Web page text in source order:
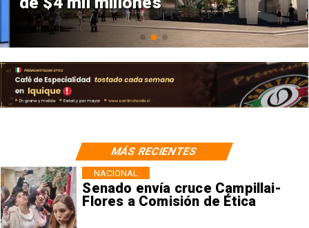
Senado envía cruce Campillai-
Flores a Comisión de Ética
NACIONAL
MÁS RECIENTES